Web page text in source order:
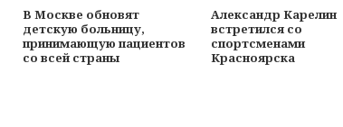
В Москве обновят
детскую больницу,
принимающую пациентов
со всей страны
Александр Карелин
встретился со
спортсменами
Красноярска